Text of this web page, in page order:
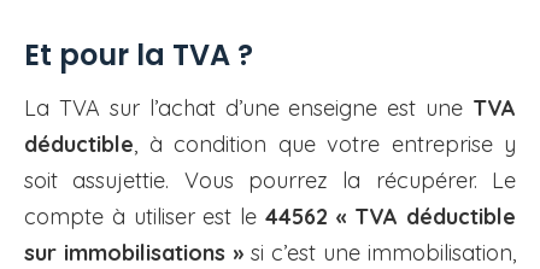
Et pour la TVA ?
La TVA sur l’achat d’une enseigne est une TVA
déductible, à condition que votre entreprise y
soit assujettie. Vous pourrez la récupérer. Le
compte à utiliser est le 44562 « TVA déductible
sur immobilisations » si c’est une immobilisation,